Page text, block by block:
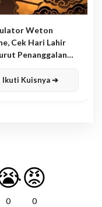
Weton
Cek Hari Lahir
Penanggalan
Ikuti Kuisnya ➔
0
😡
0